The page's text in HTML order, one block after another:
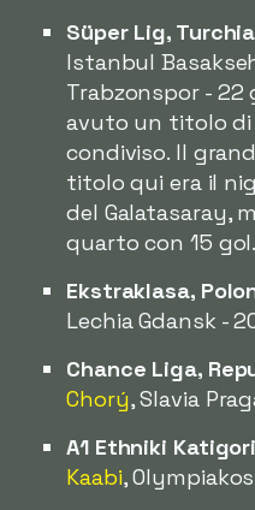
Süper Lig, Turchia
Istanbul
Trabzonspor - 22
avuto un titolo di
condiviso. Il
titolo qui era il
del Galatasaray,
quarto con 15 gol.
Ekstraklasa,
Lechia Gdansk -
Chance Liga,
Chorý, Slavia
A1 Ethniki
Kaabi,